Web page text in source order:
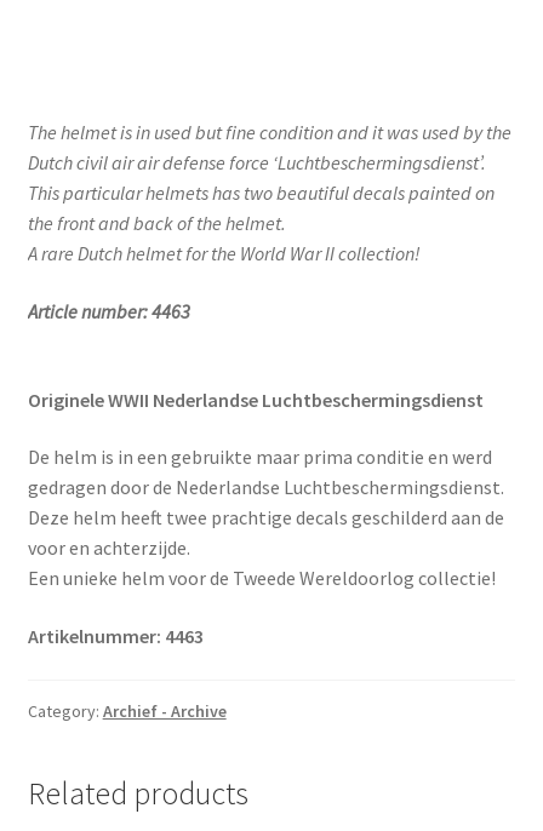
The helmet is in used but fine condition and it was used by the
Dutch civil air air defense force ‘Luchtbeschermingsdienst’.
This particular helmets has two beautiful decals painted on
the front and back of the helmet.
A rare Dutch helmet for the World War II collection!
Article number: 4463
Originele WWII Nederlandse Luchtbeschermingsdienst
De helm is in een gebruikte maar prima conditie en werd
gedragen door de Nederlandse Luchtbeschermingsdienst.
Deze helm heeft twee prachtige decals geschilderd aan de
voor en achterzijde.
Een unieke helm voor de Tweede Wereldoorlog collectie!
Artikelnummer: 4463
Category: Archief - Archive
Related products